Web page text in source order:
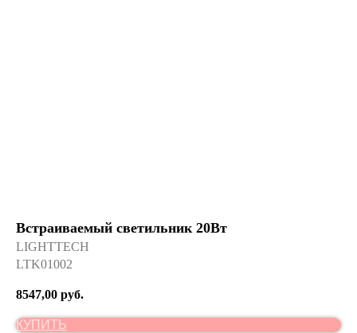
Встраиваемый светильник 20Вт
LIGHTTECH
LTK01002
8547,00 руб.
КУПИТЬ